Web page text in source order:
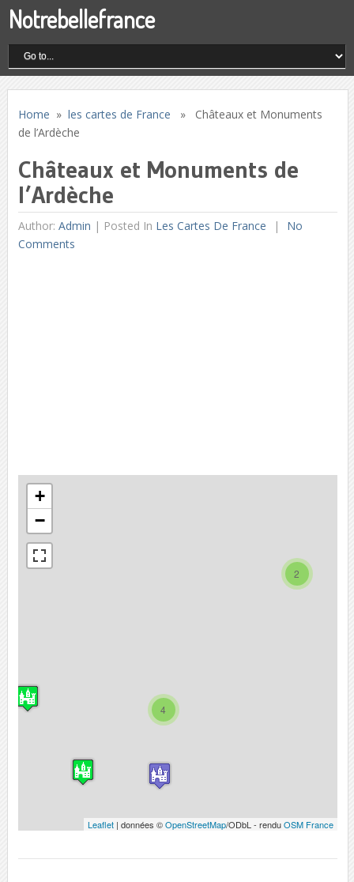
Notrebellefrance
Home » les cartes de France » Châteaux et Monuments
de l’Ardèche
Châteaux et Monuments de
l’Ardèche
Author: Admin | Posted In Les Cartes De France
No
Comments
2
4
+
−
Leaflet | données ©OpenStreetMap/ODbL - renduOSM France